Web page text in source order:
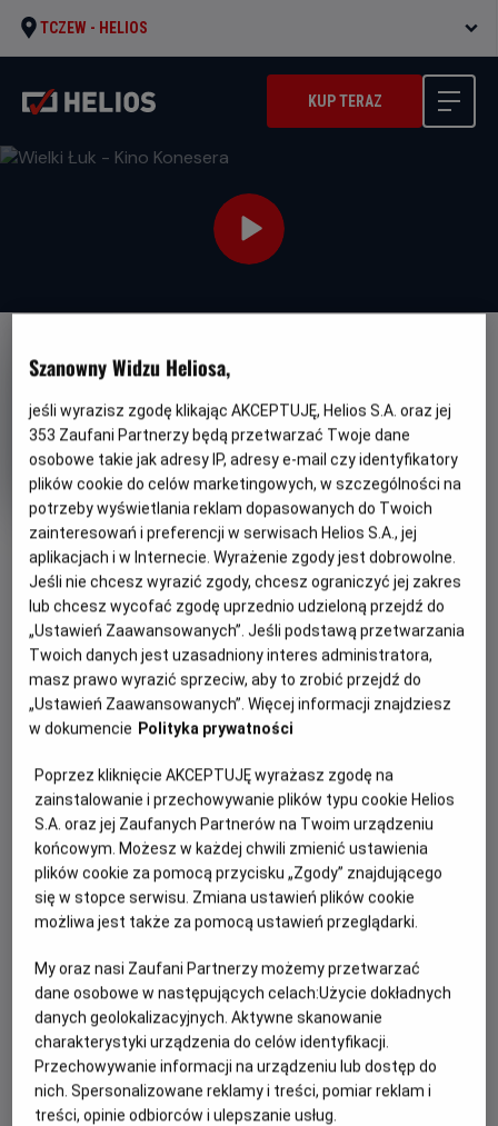
TCZEW - HELIOS
KUP TERAZ
OBSERWUJ
Wielki Łuk - Kino Konesera
Oryginalny
tytuł
L'inconnu de la Grande Arche
Gatunek
Komediodramat
Minimalny
wiek
Od 15 lat
Czas
trwania
114 min
REŻYSERIA
Stéphane Demoustier
SCENARIUSZ
Stéphane Demoustier
OBSADA
Sidse Babett Knudsen, Claes Bang, Xavier Dolan, Swann
Arlaud, Michel Fau
WIĘCEJ SZCZEGÓŁÓW
OPIS WYDARZENIA
Poruszająca i pełna humoru prawdziwa historia z
gwiazdorską obsadą.
Rok 1982, anonimowy wykładowca i pasjonat wędkarstwa w
średnim wieku, Johann Otto von Spreckelsen – sensacyjnie
wygrywa najważniejszy konkurs architektoniczny na
świecie. Teraz na oczach całego świata będzie wykuwał
swoje magnum opus – „nowy Łuk Triumfalny”, symbol
postępu, braterstwa i rodzącej się ery pokoju. Na jego
drodze stanie jednak nie tylko własna bezkompromisowość
i perfekcjonizm, ale także polityczne naciski i
biurokratyczna machina.
W obsadzie m.in. jedyny w swoim rodzaju Xavier Dolan,
magnetyczny Swann Arlaud (adwokat z „Anatomii upadku”)
i wybuchowy Claes Bang („The Square”).
Szanowny Widzu Heliosa,
jeśli wyrazisz zgodę klikając AKCEPTUJĘ, Helios S.A. oraz jej
353 Zaufani Partnerzy będą przetwarzać Twoje dane
osobowe takie jak adresy IP, adresy e-mail czy identyfikatory
plików cookie do celów marketingowych, w szczególności na
potrzeby wyświetlania reklam dopasowanych do Twoich
zainteresowań i preferencji w serwisach Helios S.A., jej
aplikacjach i w Internecie. Wyrażenie zgody jest dobrowolne.
Jeśli nie chcesz wyrazić zgody, chcesz ograniczyć jej zakres
lub chcesz wycofać zgodę uprzednio udzieloną przejdź do
„Ustawień Zaawansowanych”. Jeśli podstawą przetwarzania
Twoich danych jest uzasadniony interes administratora,
masz prawo wyrazić sprzeciw, aby to zrobić przejdź do
„Ustawień Zaawansowanych”. Więcej informacji znajdziesz
w dokumencie Polityka prywatności
Poprzez kliknięcie AKCEPTUJĘ wyrażasz zgodę na
zainstalowanie i przechowywanie plików typu cookie Helios
S.A. oraz jej Zaufanych Partnerów na Twoim urządzeniu
końcowym. Możesz w każdej chwili zmienić ustawienia
plików cookie za pomocą przycisku „Zgody” znajdującego
się w stopce serwisu. Zmiana ustawień plików cookie
możliwa jest także za pomocą ustawień przeglądarki.
My oraz nasi Zaufani Partnerzy możemy przetwarzać
dane osobowe w następujących celach:Użycie dokładnych
danych geolokalizacyjnych. Aktywne skanowanie
charakterystyki urządzenia do celów identyfikacji.
Przechowywanie informacji na urządzeniu lub dostęp do
nich. Spersonalizowane reklamy i treści, pomiar reklam i
treści, opinie odbiorców i ulepszanie usług.